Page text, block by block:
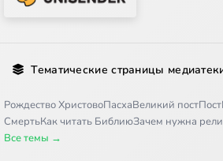
Тематические страницы
Рождество ХристовоПасхаВеликий постПост
СмертьКак читать БиблиюЗачем нужна
Все темы →